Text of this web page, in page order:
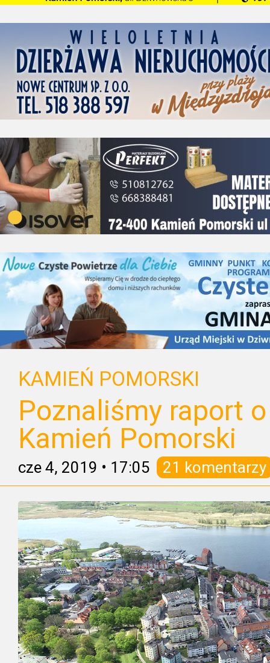
KAMIEŃ POMORSKI
Poznaliśmy raport
Kamień Pomorski
cze 4, 2019 • 17:05 21 komentarzy